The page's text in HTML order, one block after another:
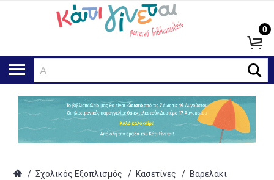
Αναζή
0
/ Σχολικός Εξοπλισμός / Κασετίνες / Βαρελάκι